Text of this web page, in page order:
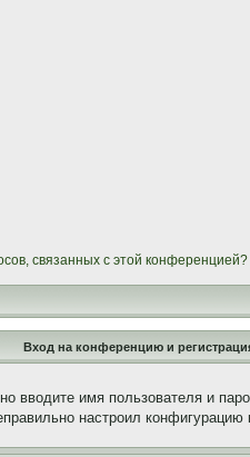
связанных с этой конференцией?
Вход на конференцию и
вводите имя пользователя и
настроил